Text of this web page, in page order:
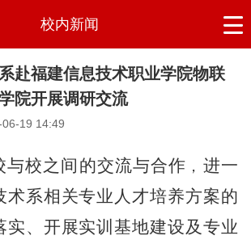
校内新闻
赴福建信息技术职业学院物联
院开展调研交流
19 14:49
与校之间的交流与合作 ， 进一
术系相关专业人才培养方案的
实、开展实训基地建设及专业